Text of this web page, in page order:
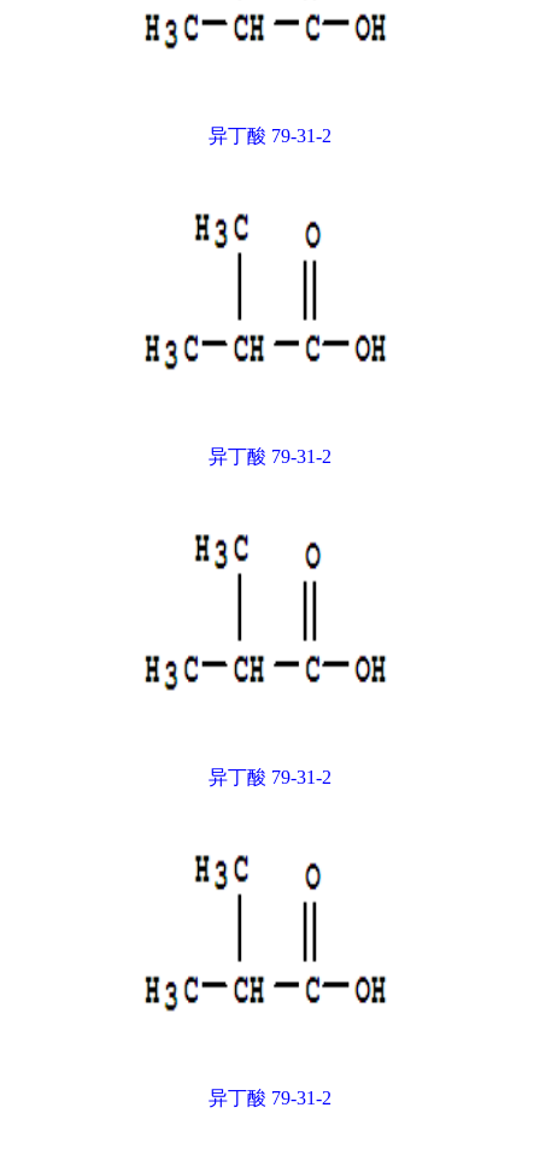
异丁酸 79-31-2
异丁酸 79-31-2
异丁酸 79-31-2
异丁酸 79-31-2